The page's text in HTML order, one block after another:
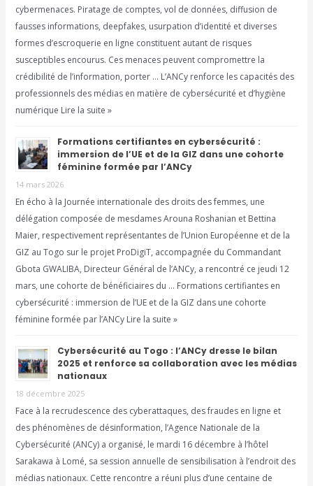
cybermenaces. Piratage de comptes, vol de données, diffusion de
fausses informations, deepfakes, usurpation d’identité et diverses
formes d’escroquerie en ligne constituent autant de risques
susceptibles encourus. Ces menaces peuvent compromettre la
crédibilité de l’information, porter … L’ANCy renforce les capacités des
professionnels des médias en matière de cybersécurité et d’hygiène
numérique Lire la suite »
Formations certifiantes en cybersécurité :
immersion de l’UE et de la GIZ dans une cohorte
féminine formée par l’ANCy
14 mars 2026
En écho à la Journée internationale des droits des femmes, une
délégation composée de mesdames Arouna Roshanian et Bettina
Maier, respectivement représentantes de l’Union Européenne et de la
GIZ au Togo sur le projet ProDigiT, accompagnée du Commandant
Gbota GWALIBA, Directeur Général de l’ANCy, a rencontré ce jeudi 12
mars, une cohorte de bénéficiaires du … Formations certifiantes en
cybersécurité : immersion de l’UE et de la GIZ dans une cohorte
féminine formée par l’ANCy Lire la suite »
Cybersécurité au Togo : l’ANCy dresse le bilan
2025 et renforce sa collaboration avec les médias
nationaux
18 décembre 2025
Face à la recrudescence des cyberattaques, des fraudes en ligne et
des phénomènes de désinformation, l’Agence Nationale de la
Cybersécurité (ANCy) a organisé, le mardi 16 décembre à l’hôtel
Sarakawa à Lomé, sa session annuelle de sensibilisation à l’endroit des
médias nationaux. Cette rencontre a réuni plus d’une centaine de